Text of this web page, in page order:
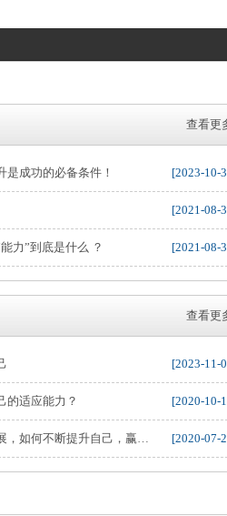
查看更
是成功的必备条件！ [2023-10-
[2021-08-
力”到底是什么 ？ [2021-08-
查看更
[2023-11-
的适应能力？ [2020-10-
，如何不断提升自己，赢得 [2020-07-